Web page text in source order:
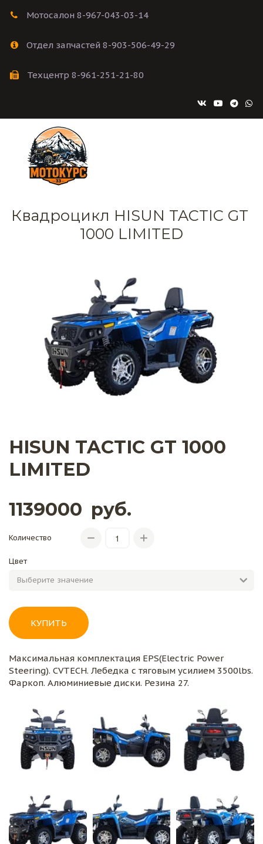
Мотосалон 8-967-043-03-14
Отдел запчастей 8-903-506-49-29
Техцентр 8-961-251-21-80
Квадроцикл HISUN TACTIC GT
1000 LIMITED
HISUN TACTIC GT 1000
LIMITED
1139000 руб.
Количество
Цвет
КУПИТЬ
Максимальная комплектация EPS(Electric Power
Steering). CVTECH. Лебедка с тяговым усилием 3500lbs.
Фаркоп. Алюминиевые диски. Резина 27.